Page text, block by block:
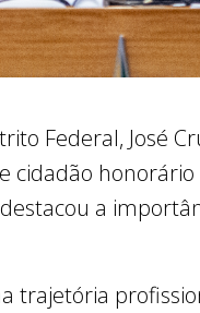
Federal, José
a
trajetória